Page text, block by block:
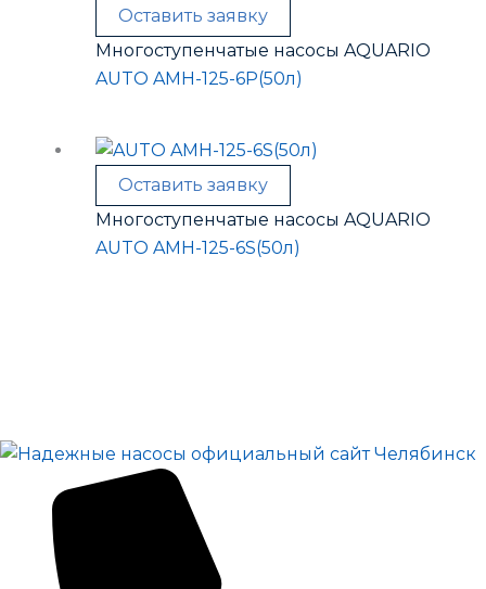
Оставить заявку
Многоступенчатые насосы AQUARIO
AUTO AMH-125-6P(50л)
Оставить заявку
Многоступенчатые насосы AQUARIO
AUTO AMH-125-6S(50л)